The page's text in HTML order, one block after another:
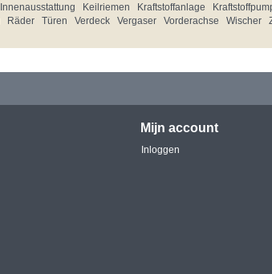
Innenausstattung Keilriemen Kraftstoffanlage
Räder Türen Verdeck Vergaser Vorderachse Wischer
Mijn account
Inloggen